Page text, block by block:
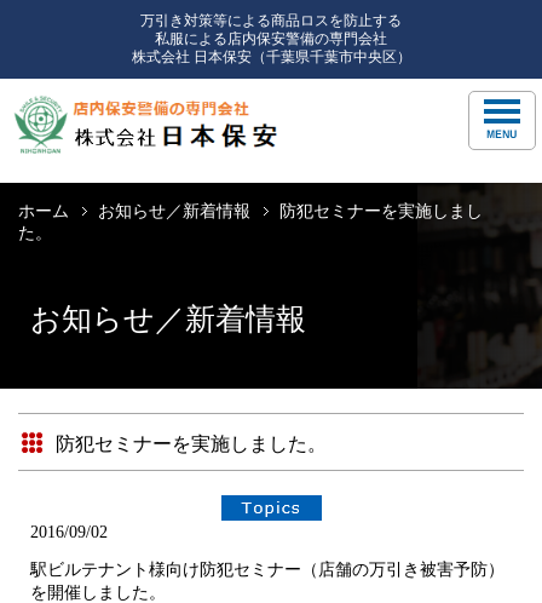
万引き対策等による商品ロスを防止する
私服による店内保安警備の専門会社
株式会社 日本保安（千葉県千葉市中央区）
ホーム お知らせ／新着情報
防犯セミナーを実施しまし
た。
お知らせ／新着情報
防犯セミナーを実施しました。
2016/09/02
駅ビルテナント様向け防犯セミナー（店舗の万引き被害予防）
を開催しました。